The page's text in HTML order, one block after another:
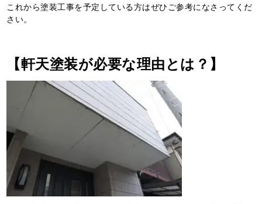
これから塗装工事を予定している方はぜひご参考になさってくだ
さい。
【軒天塗装が必要な理由とは？】